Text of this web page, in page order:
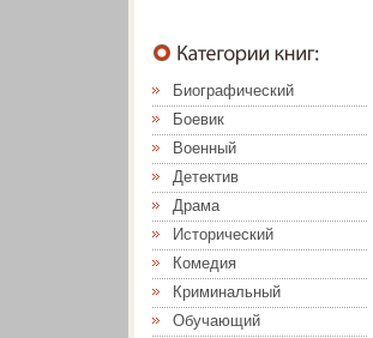
Биографический
Боевик
Военный
Детектив
Драма
Исторический
Комедия
Криминальный
Обучающий